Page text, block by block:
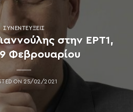
ΣΥΝΕΝΤΕΎΞΕΙΣ
στην ΕΡΤ1,
Φεβρουαρίου
ON 25/02/2021